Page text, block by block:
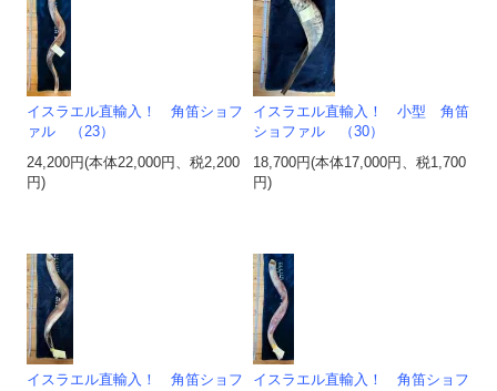
イスラエル直輸入！ 角笛ショフ
ァル （23）
24,200円(本体22,000円、税2,200
円)
イスラエル直輸入！ 小型 角笛
ショファル （30）
18,700円(本体17,000円、税1,700
円)
イスラエル直輸入！ 角笛ショフ
イスラエル直輸入！ 角笛ショフ